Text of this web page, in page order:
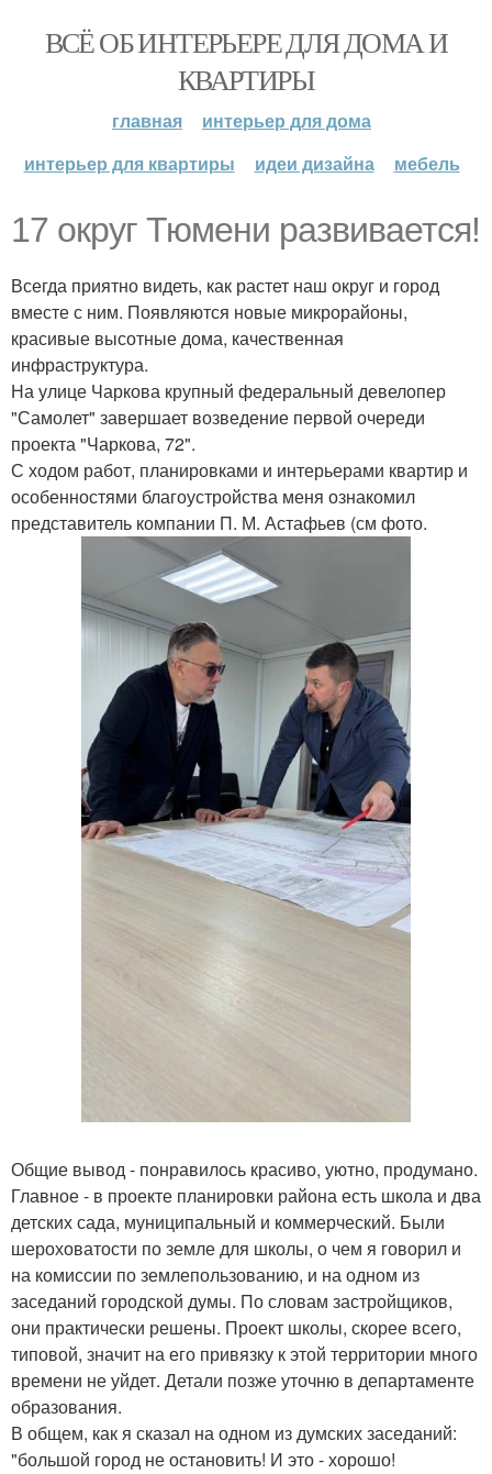
ВСЁ ОБ ИНТЕРЬЕРЕ ДЛЯ ДОМА И
КВАРТИРЫ
главная
интерьер для дома
интерьер для квартиры
идеи дизайна мебель
17 округ Тюмени развивается!
Всегда приятно видеть, как растет наш округ и город
вместе с ним. Появляются новые микрорайоны,
красивые высотные дома, качественная
инфраструктура.
На улице Чаркова крупный федеральный девелопер
"Самолет" завершает возведение первой очереди
проекта "Чаркова, 72".
С ходом работ, планировками и интерьерами квартир и
особенностями благоустройства меня ознакомил
представитель компании П. М. Астафьев (см фото.
Общие вывод - понравилось красиво, уютно, продумано.
Главное - в проекте планировки района есть школа и два
детских сада, муниципальный и коммерческий. Были
шероховатости по земле для школы, о чем я говорил и
на комиссии по землепользованию, и на одном из
заседаний городской думы. По словам застройщиков,
они практически решены. Проект школы, скорее всего,
типовой, значит на его привязку к этой территории много
времени не уйдет. Детали позже уточню в департаменте
образования.
В общем, как я сказал на одном из думских заседаний:
"большой город не остановить! И это - хорошо!